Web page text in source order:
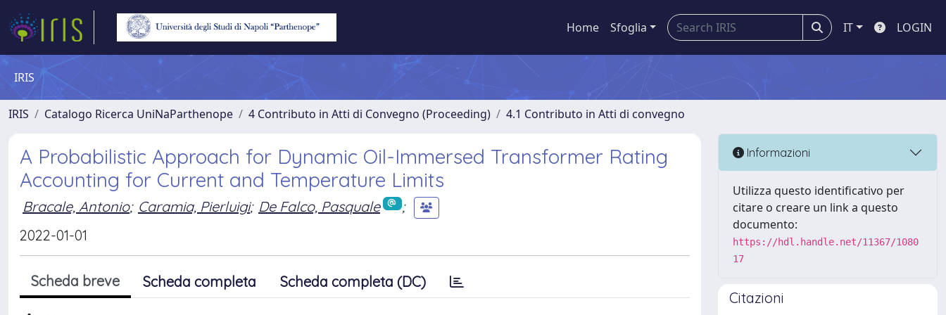
Home Sfoglia IT LOGIN
IRIS
IRIS Catalogo Ricerca UniNaParthenope 4 Contributo in Atti di Convegno (Proceeding) 4.1 Contributo in Atti di convegno
A Probabilistic Approach for Dynamic Oil-Immersed Transformer Rating
Accounting for Current and Temperature Limits
Bracale, Antonio; Caramia, Pierluigi; De Falco, Pasquale
;
2022-01-01
Scheda breve Scheda completa Scheda completa (DC)
Informazioni
Utilizza questo identificativo per
citare o creare un link a questo
documento:
https://hdl.handle.net/11367/1080
17
Citazioni